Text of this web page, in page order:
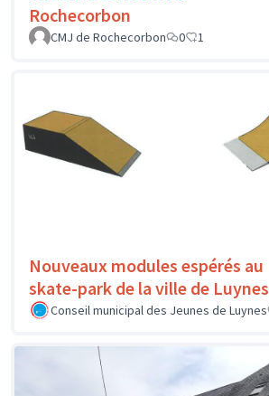
Rochecorbon
CMJ de Rochecorbon
0 1
Nouveaux modules espérés au
skate-park de la ville de Luynes
Conseil municipal des Jeunes de Luynes